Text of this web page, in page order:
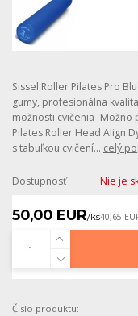
Sissel Roller Pilates Pro
gumy, profesionálna
možnosti cvičenia- Možno
Pilates Roller Head Align
s tabuľkou cvičení... celý
Dostupnosť Nie je
50,00 EUR/ks40,65
Číslo produktu: